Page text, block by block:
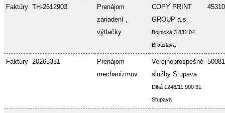
Faktúry TH-2612903
Prenájom
zariadení ,
výtlačky
COPY PRINT
GROUP a.s.
Bojnická 3 831 04
Bratislava
Faktúry 20265331
Prenájom
mechanizmov
Verejnoprospešné
služby Stupava
Dlhá 1248/11 900 31
Stupava